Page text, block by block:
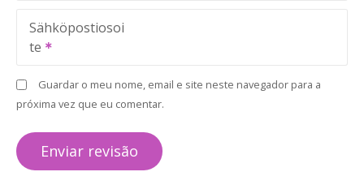
Sähköpostiosoi
te
Guardar o meu nome, email e site neste navegador para a
próxima vez que eu comentar.